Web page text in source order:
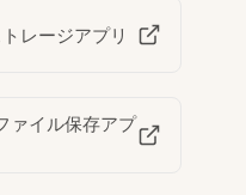
レージアプリ
ァイル保存アプ